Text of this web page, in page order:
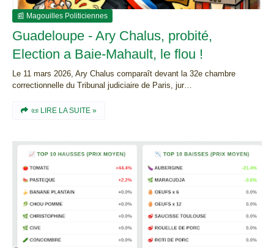
📰 Magouilles Politiciennes
Guadeloupe - Ary Chalus, probité,
Election a Baie-Mahault, le flou !
Le 11 mars 2026, Ary Chalus comparaît devant la 32e chambre
correctionnelle du Tribunal judiciaire de Paris, jur…
📜 LIRE LA SUITE »